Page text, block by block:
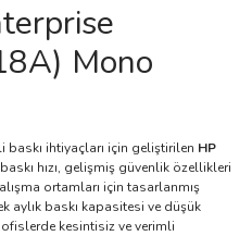
Mono
ihtiyaçları için geliştirilen HP
hızı, gelişmiş güvenlik özellikleri
ortamları için tasarlanmış
aylık baskı kapasitesi ve düşük
kesintisiz ve verimli